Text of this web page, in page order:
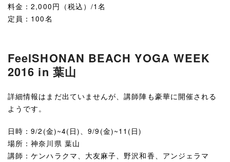
料金：2,000円（税込）/1名
定員：100名
FeelSHONAN BEACH YOGA WEEK
2016 in 葉山
詳細情報はまだ出ていませんが、講師陣も豪華に開催される
ようです。
日時：9/2(金)~4(日)、9/9(金)~11(日)
場所：神奈川県 葉山
講師：ケンハラクマ、大友麻子、野沢和香、アンジェラマ